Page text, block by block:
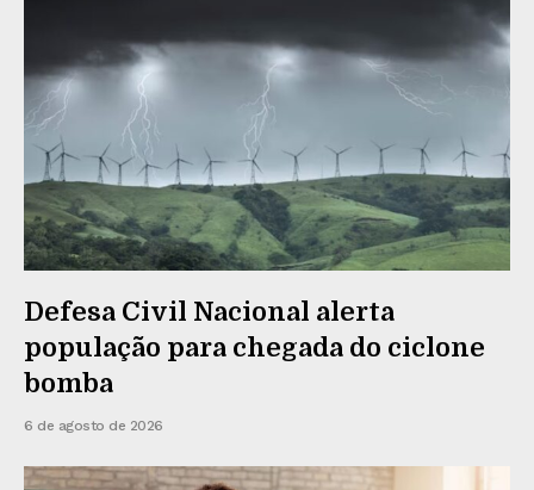
Defesa Civil Nacional alerta
população para chegada do ciclone
bomba
6 de agosto de 2026